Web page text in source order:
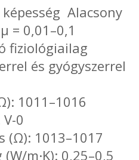
Alacsony
= 0,01–0,1
fiziológiailag
és gyógyszerrel
1011–1016
0
(Ω): 1013–1017
m·K): 0,25–0,5